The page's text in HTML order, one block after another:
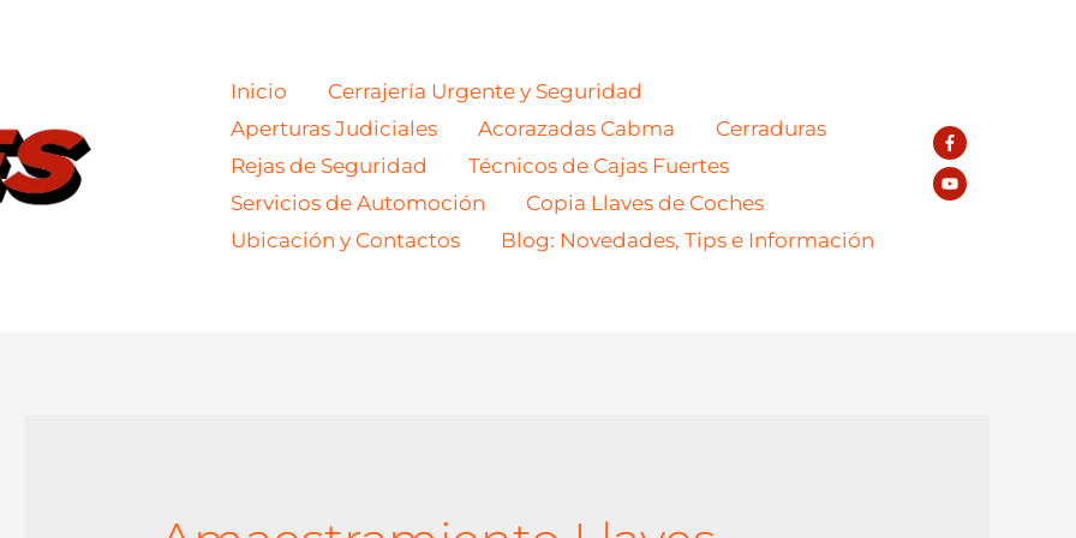
Inicio
Cerrajería Urgente y Seguridad
Aperturas Judiciales
Acorazadas Cabma
Cerraduras
Rejas de Seguridad
Técnicos de Cajas Fuertes
Servicios de Automoción
Copia Llaves de Coches
Ubicación y Contactos
Blog: Novedades, Tips e Información